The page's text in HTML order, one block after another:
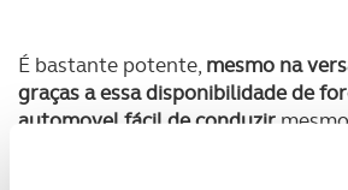
É bastante potente, mesmo na
graças a essa disponibilidade de
automovel fácil de conduzir
Destaca-se
útil sistema de tração integral